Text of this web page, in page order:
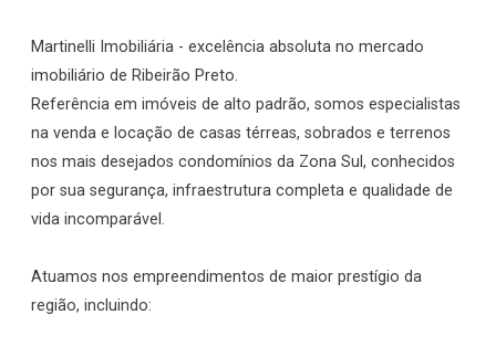
Martinelli Imobiliária - excelência absoluta no mercado
imobiliário de Ribeirão Preto.
Referência em imóveis de alto padrão, somos especialistas
na venda e locação de casas térreas, sobrados e terrenos
nos mais desejados condomínios da Zona Sul, conhecidos
por sua segurança, infraestrutura completa e qualidade de
vida incomparável.
Atuamos nos empreendimentos de maior prestígio da
região, incluindo: